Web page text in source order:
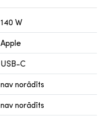
140 W
Apple
USB-C
nav norādīts
nav norādīts